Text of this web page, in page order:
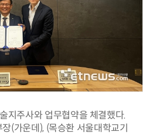
지주사와 업무협약을 체결했다.
(가운데), (목승환 서울대학교기